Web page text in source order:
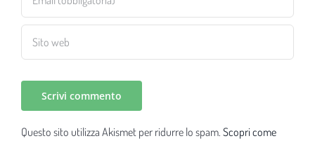
Questo sito utilizza Akismet per ridurre lo spam. Scopri come